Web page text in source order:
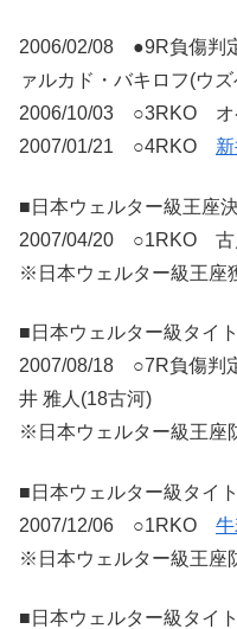
2006/02/08 ●9R負傷判
ァルカド・バキロフ(ウ
2006/10/03 ○3RKO オ
2007/01/21 ○4RKO
■日本ウェルター級王座
2007/04/20 ○1RKO 古
※日本ウェルター級王座
■日本ウェルター級タイ
2007/08/18 ○7R負傷判
井 雅人(18古河)
※日本ウェルター級王
■日本ウェルター級タイ
2007/12/06 ○1RKO
※日本ウェルター級王
■日本ウェルター級タイ